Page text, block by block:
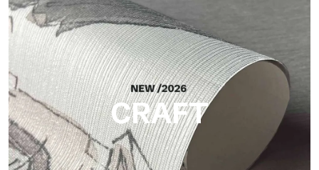
Silk
Acabado luminoso y elegante, con una sutil trama vertical que
refleja la luz y aporta profundidad a la superficie.
CRAFT